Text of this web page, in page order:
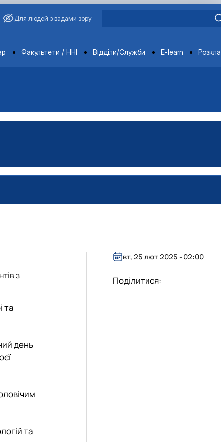
Для людей з вадами зору
Факультети / ННІ Відділи/Служби E-learn
з
та
день
та
вт, 25 лют 2025 - 02:00
Поділитися: